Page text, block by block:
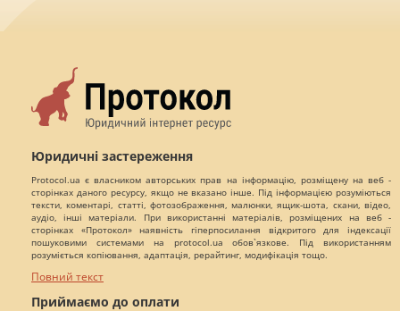
Юридичні застереження
Protocol.ua є власником авторських прав на інформацію, розміщену на веб -
сторінках даного ресурсу, якщо не вказано інше. Під інформацією розуміються
тексти, коментарі, статті, фотозображення, малюнки, ящик-шота, скани, відео,
аудіо, інші матеріали. При використанні матеріалів, розміщених на веб -
сторінках «Протокол» наявність гіперпосилання відкритого для індексації
пошуковими системами на protocol.ua обов`язкове. Під використанням
розуміється копіювання, адаптація, рерайтинг, модифікація тощо.
Повний текст
Приймаємо до оплати